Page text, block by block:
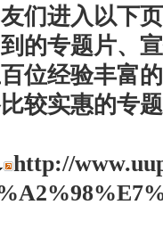
们进入以下
的专题片、
位经验丰富
较实惠的专
http://